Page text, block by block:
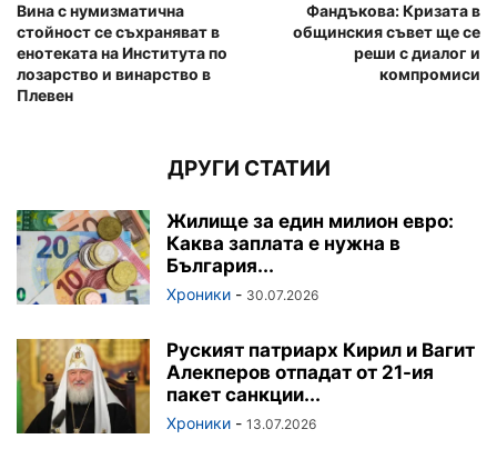
Вина с нумизматична
стойност се съхраняват в
енотеката на Института по
лозарство и винарство в
Плевен
Фандъкова: Кризата в
общинския съвет ще се
реши с диалог и
компромиси
ДРУГИ СТАТИИ
Жилище за един милион евро:
Каква заплата е нужна в
България...
Хроники - 30.07.2026
Руският патриарх Кирил и Вагит
Алекперов отпадат от 21-ия
пакет санкции...
Хроники - 13.07.2026